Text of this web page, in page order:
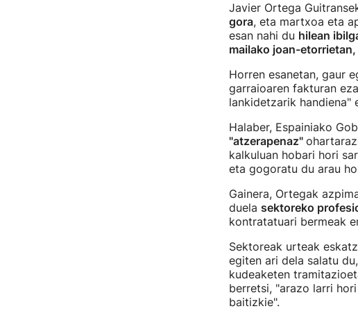
Javier Ortega
gora, eta martxoa eta
esan nahi du hilean
mailako joan-
Horren esanetan, gaur
garraioaren fakturan
lankidetzarik handiena"
Halaber, Espainiako
"atzerapenaz"
kalkuluan hobari hori
eta gogoratu du arau
Gainera, Ortegak
duela sektoreko
kontratatuari bermeak
Sektoreak urteak
egiten ari dela salatu
kudeaketen
berretsi, "arazo larri
baitizkie".